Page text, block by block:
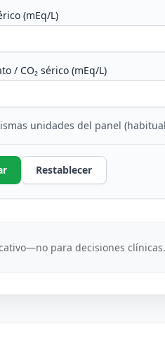
(mEq/L)
/ CO₂ sérico (mEq/L)
unidades del panel
Restablecer
para decisiones clínicas.